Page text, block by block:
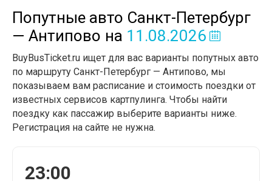
Попутные авто Санкт-Петербург
— Антипово на 11.08.2026
BuyBusTicket.ru ищет для вас варианты попутных авто
по маршруту Санкт-Петербург — Антипово, мы
показываем вам расписание и стоимость поездки от
известных сервисов картпулинга. Чтобы найти
поездку как пассажир выберите варианты ниже.
Регистрация на сайте не нужна.
23:00